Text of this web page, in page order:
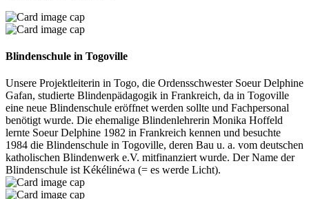
Blindenschule in Togoville
Unsere Projektleiterin in Togo, die Ordensschwester Soeur Delphine
Gafan, studierte Blindenpädagogik in Frankreich, da in Togoville
eine neue Blindenschule eröffnet werden sollte und Fachpersonal
benötigt wurde. Die ehemalige Blindenlehrerin Monika Hoffeld
lernte Soeur Delphine 1982 in Frankreich kennen und besuchte
1984 die Blindenschule in Togoville, deren Bau u. a. vom deutschen
katholischen Blindenwerk e.V. mitfinanziert wurde. Der Name der
Blindenschule ist Kékélinéwa (= es werde Licht).